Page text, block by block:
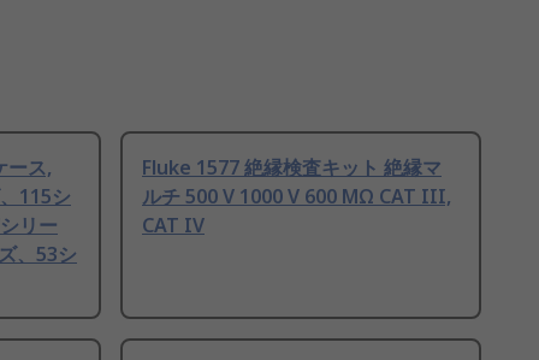
ース,
115シ
リー
、53シ
Fluke 1577 絶縁検査キット 絶縁マ
ルチ 500 V 1000 V 600 MΩ CAT III,
CAT IV